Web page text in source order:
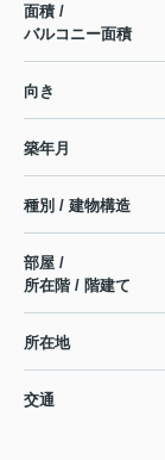
面積 /
バルコニー面積
向き
築年月
種別 / 建物構造
部屋 /
所在階 / 階建て
所在地
交通